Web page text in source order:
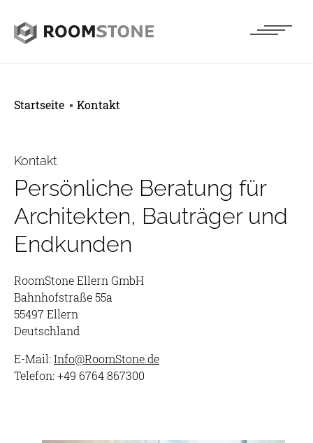
Startseite Kontakt
Kontakt
Persönliche Beratung für
Architekten, Bauträger und
Endkunden
RoomStone Ellern GmbH
Bahnhofstraße 55a
55497 Ellern
Deutschland
E-Mail: Info@RoomStone.de
Telefon: +49 6764 867300